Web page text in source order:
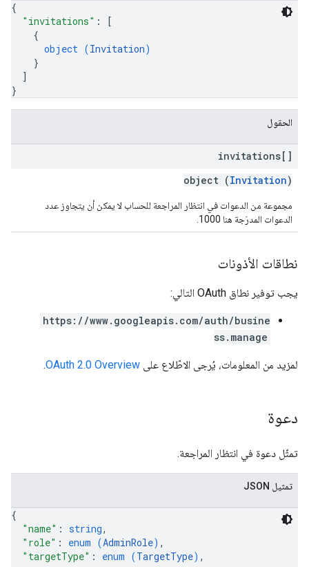
{
"invitations" :
[
{
object (Invitation)
}
]
}
الحقول
invitations[]
object (Invitation)
مجموعة من الدعوات في انتظار المراجعة للحساب لا يمكن أن يتجاوز عدد
الدعوات المدرَجة هنا 1000.
نطاقات الأذونات
يجب توفير نطاق OAuth التالي:
https://www.googleapis.com/auth/busine
ss.manage
لمزيد من المعلومات، يُرجى الاطّلاع على OAuth 2.0 Overview
.
دعوة
تمثّل دعوة في انتظار المراجعة.
تمثيل JSON
{
"name" : string,
"role" : enum (AdminRole) ,
"targetType" : enum (TargetType) ,